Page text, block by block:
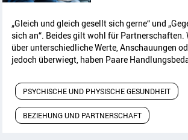
„Gleich und gleich gesellt sich gerne“ und
sich an“. Beides gilt wohl für Partnerschaften.
über unterschiedliche Werte, Anschauungen
jedoch überwiegt, haben Paare
PSYCHISCHE UND PHYSISCHE GESUNDHEIT
BEZIEHUNG UND PARTNERSCHAFT